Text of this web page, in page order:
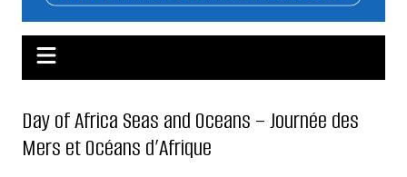
Day of Africa Seas and Oceans – Journée des
Mers et Océans d’Afrique